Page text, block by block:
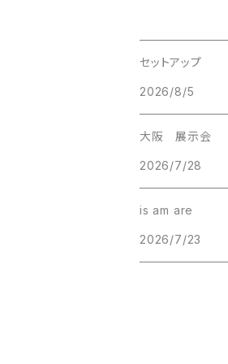
セットアップ
2026/8/5
大阪 展示会
2026/7/28
is am are
2026/7/23